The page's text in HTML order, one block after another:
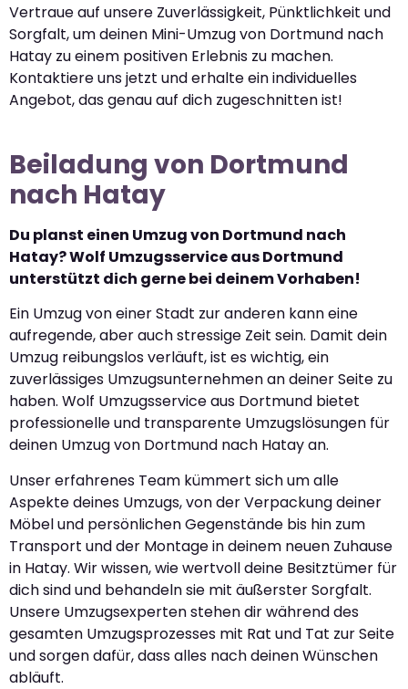
Vertraue auf unsere Zuverlässigkeit, Pünktlichkeit und
Sorgfalt, um deinen Mini-Umzug von Dortmund nach
Hatay zu einem positiven Erlebnis zu machen.
Kontaktiere uns jetzt und erhalte ein individuelles
Angebot, das genau auf dich zugeschnitten ist!
Beiladung von Dortmund
nach Hatay
Du planst einen Umzug von Dortmund nach
Hatay? Wolf Umzugsservice aus Dortmund
unterstützt dich gerne bei deinem Vorhaben!
Ein Umzug von einer Stadt zur anderen kann eine
aufregende, aber auch stressige Zeit sein. Damit dein
Umzug reibungslos verläuft, ist es wichtig, ein
zuverlässiges Umzugsunternehmen an deiner Seite zu
haben. Wolf Umzugsservice aus Dortmund bietet
professionelle und transparente Umzugslösungen für
deinen Umzug von Dortmund nach Hatay an.
Unser erfahrenes Team kümmert sich um alle
Aspekte deines Umzugs, von der Verpackung deiner
Möbel und persönlichen Gegenstände bis hin zum
Transport und der Montage in deinem neuen Zuhause
in Hatay. Wir wissen, wie wertvoll deine Besitztümer für
dich sind und behandeln sie mit äußerster Sorgfalt.
Unsere Umzugsexperten stehen dir während des
gesamten Umzugsprozesses mit Rat und Tat zur Seite
und sorgen dafür, dass alles nach deinen Wünschen
abläuft.